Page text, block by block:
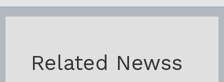
Related Newss